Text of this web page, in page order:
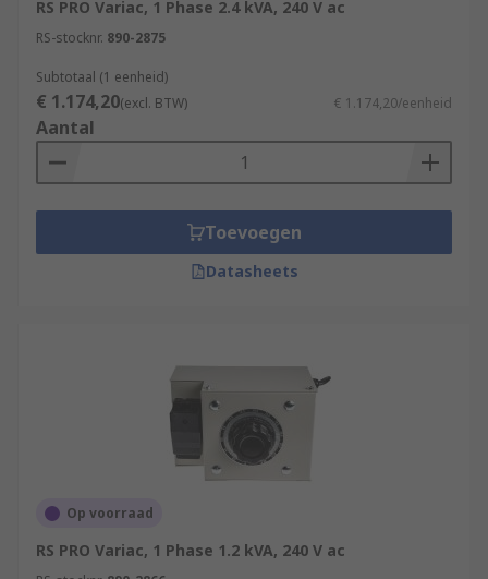
RS PRO Variac, 1 Phase 2.4 kVA, 240 V ac
RS-stocknr. 890-2875
Subtotaal (1 eenheid)
€ 1.174,20(excl. BTW) € 1.174,20/eenheid
Aantal
Toevoegen
Datasheets
Op voorraad
RS PRO Variac, 1 Phase 1.2 kVA, 240 V ac